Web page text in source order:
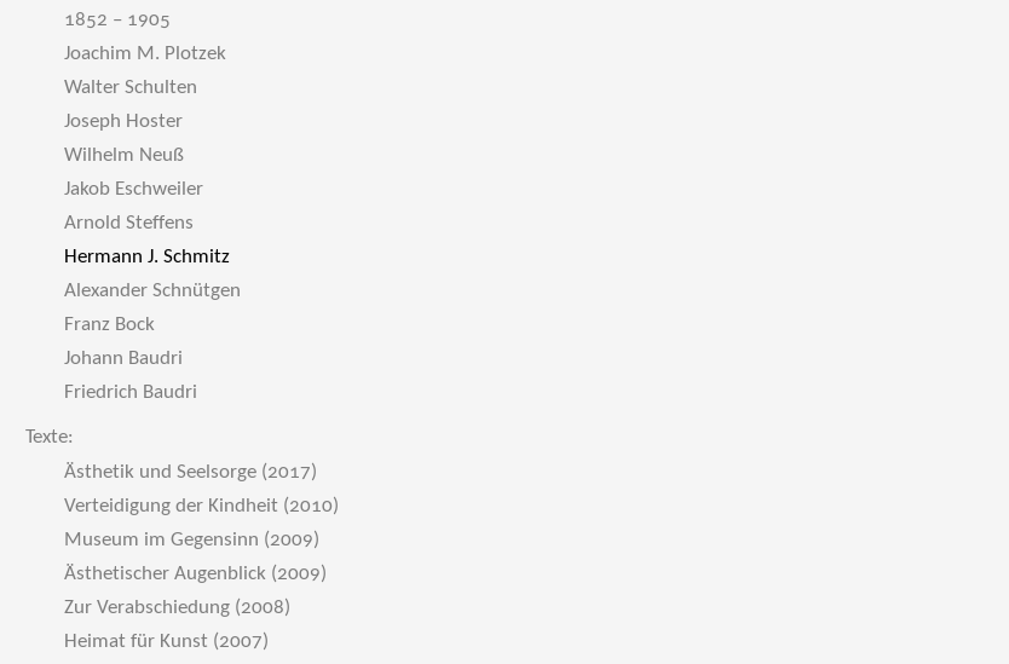
1852 – 1905
Joachim M. Plotzek
Walter Schulten
Joseph Hoster
Wilhelm Neuß
Jakob Eschweiler
Arnold Steffens
Hermann J. Schmitz
Alexander Schnütgen
Franz Bock
Johann Baudri
Friedrich Baudri
Texte:
Ästhetik und Seelsorge (2017)
Verteidigung der Kindheit (2010)
Museum im Gegensinn (2009)
Ästhetischer Augenblick (2009)
Zur Verabschiedung (2008)
Heimat für Kunst (2007)